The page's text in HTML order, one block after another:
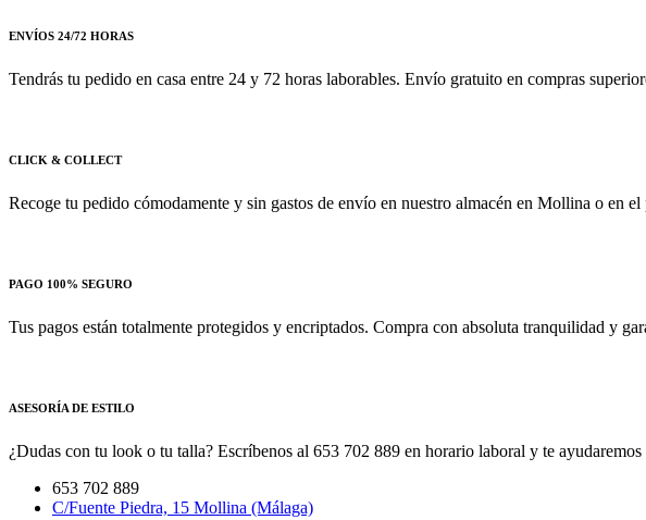
ENVÍOS 24/72 HORAS
Tendrás tu pedido en casa entre 24 y 72 horas laborables. Envío gratuito en compras
CLICK & COLLECT
Recoge tu pedido cómodamente y sin gastos de envío en nuestro almacén en Mollina o en
PAGO 100% SEGURO
Tus pagos están totalmente protegidos y encriptados. Compra con absoluta tranquilidad y
ASESORÍA DE ESTILO
¿Dudas con tu look o tu talla? Escríbenos al 653 702 889 en horario laboral y te ayudaremos
653 702 889
C/Fuente Piedra, 15 Mollina (Málaga)